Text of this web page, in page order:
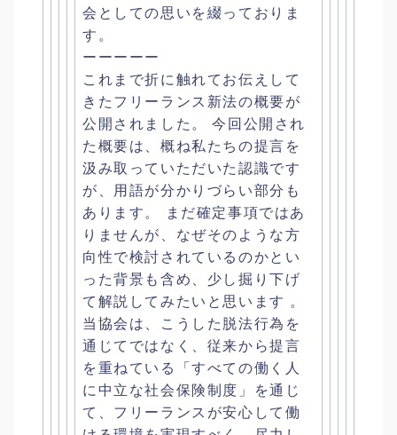
会としての思いを綴っておりま
す。
ーーーーー
これまで折に触れてお伝えして
きたフリーランス新法の概要が
公開 されました。 今回公開され
た概要は、 概ね私たちの提言を
汲み取っていただいた認識です
が、
用語が分かりづらい部分も
あります。 まだ確定事項ではあ
りませんが、 なぜそのような方
向性で検討されているのかとい
った背景も含め、 少し掘り下げ
て解説してみたいと思います 。
当協会は、こうした脱法行為を
通じてではなく、 従来から提言
を重ねている「すべての働く人
に中立な社会保険制度」を通じ
て、 フリーランスが安心して働